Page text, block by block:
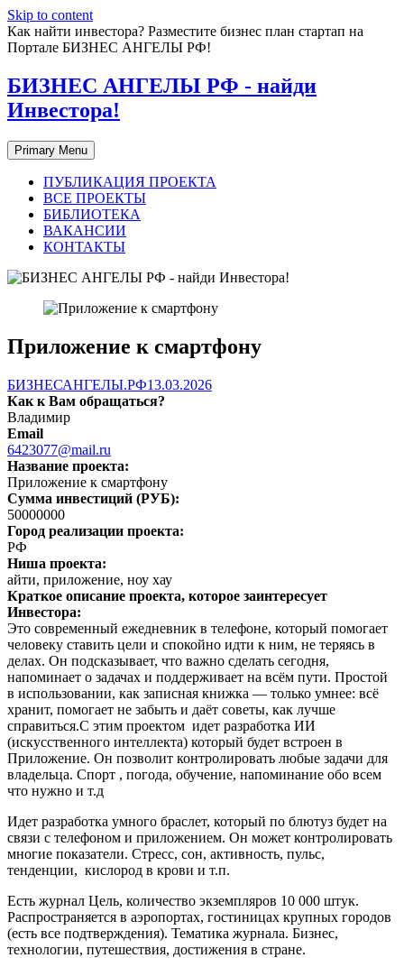
Skip to content
Как найти инвестора? Разместите бизнес план стартап на
Портале БИЗНЕС АНГЕЛЫ РФ!
БИЗНЕС АНГЕЛЫ РФ - найди
Инвестора!
Primary Menu
ПУБЛИКАЦИЯ ПРОЕКТА
ВСЕ ПРОЕКТЫ
БИБЛИОТЕКА
ВАКАНСИИ
КОНТАКТЫ
Приложение к смартфону
БИЗНЕСАНГЕЛЫ.РФ13.03.2026
Как к Вам обращаться?
Владимир
Email
6423077@mail.ru
Название проекта:
Приложение к смартфону
Сумма инвестиций (РУБ):
50000000
Город реализации проекта:
РФ
Ниша проекта:
айти, приложение, ноу хау
Краткое описание проекта, которое заинтересует
Инвестора:
Это современный ежедневник в телефоне, который помогает
человеку ставить цели и спокойно идти к ним, не теряясь в
делах. Он подсказывает, что важно сделать сегодня,
напоминает о задачах и поддерживает на всём пути. Простой
в использовании, как записная книжка — только умнее: всё
хранит, помогает не забыть и даёт советы, как лучше
справиться.С этим проектом идет разработка ИИ
(искусственного интеллекта) который будет встроен в
Приложение. Он позволит контролировать любые задачи для
владельца. Спорт , погода, обучение, напоминание обо всем
что нужно и т.д
Идет разработка умного браслет, который по блютуз будет на
связи с телефоном и приложением. Он может контролировать
многие показатели. Стресс, сон, активность, пульс,
тенденции, кислород в крови и т.п.
Есть журнал Цель, количество экземпляров 10 000 штук.
Распространяется в аэропортах, гостиницах крупных городов
(есть все подтверждения). Тематика журнала. Бизнес,
технологии, путешествия, достижения в стране.